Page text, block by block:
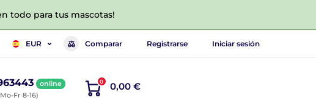
todo para tus mascotas!
EUR Comparar Registrarse Iniciar sesión
online
Fr 8-16)
0 0,00 €